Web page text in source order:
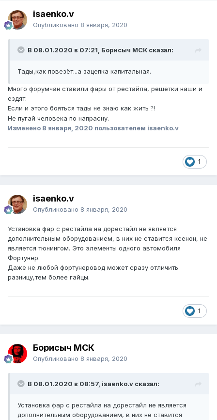
isaenko.v
Опубликовано 8 января, 2020
В 08.01.2020 в 07:21, Борисыч МСК сказал:
Тады,как повезёт...а зацепка капитальная.
Много форумчан ставили фары от рестайла, решётки наши и
ездят.
Если и этого бояться тады не знаю как жить ?!
Не пугай человека по напрасну.
Изменено 8 января, 2020 пользователем isaenko.v
1
isaenko.v
Опубликовано 8 января, 2020
Установка фар с рестайла на дорестайл не является
дополнительным оборудованием, в них не ставится ксенон, не
является тюнингом. Это элементы одного автомобиля
Фортунер.
Даже не любой фортунеровод может сразу отличить
разницу,тем более гайцы.
1
Борисыч МСК
Опубликовано 8 января, 2020
В 08.01.2020 в 08:57, isaenko.v сказал:
Установка фар с рестайла на дорестайл не является
дополнительным оборудованием, в них не ставится